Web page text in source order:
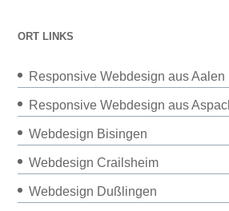
ORT LINKS
Responsive Webdesign aus Aalen
Responsive Webdesign aus
Webdesign Bisingen
Webdesign Crailsheim
Webdesign Dußlingen